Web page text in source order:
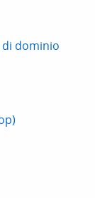
dominio